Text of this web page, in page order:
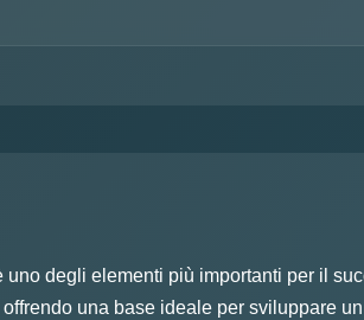
degli elementi più importanti per il
una base ideale per sviluppare